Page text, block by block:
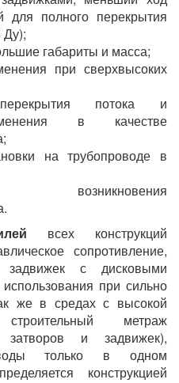
для полного перекрытия
Ду);
габариты и масса;
при сверхвысоких
перекрытия потока и
в качестве
на трубопроводе в
возникновения
всех конструкций
сопротивление,
задвижек с дисковыми
при сильно
же в средах с высокой
метраж
затворов и задвижек),
только в одном
конструкцией